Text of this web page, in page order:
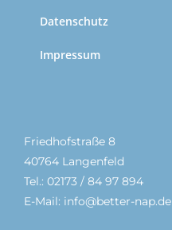
Datenschutz
Impressum
Friedhofstraße 8
40764 Langenfeld
Tel.: 02173 / 84 97 894
E-Mail: info@better-nap.de